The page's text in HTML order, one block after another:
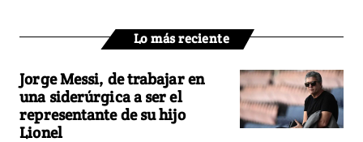
Lo más reciente
Jorge Messi, de trabajar en
una siderúrgica a ser el
representante de su hijo
Lionel